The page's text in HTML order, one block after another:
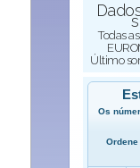
Todas
Último
Os